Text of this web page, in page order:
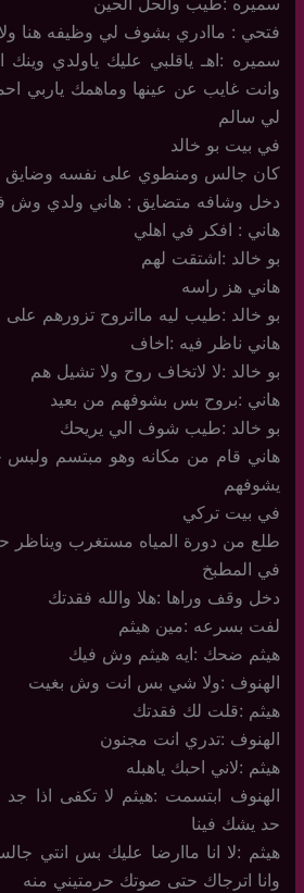
فتحي : ماادري بشوف لي وظيفه هنا
سميره :اهـ ياقلبي عليك ياولدي وينك
وانت غايب عن عينها وماهمك ياربي
لي سالم
في بيت بو خالد
كان جالس ومنطوي على نفسه وضايق
دخل وشافه متضايق : هاني ولدي وش
هاني : افكر في اهلي
بو خالد :اشتقت لهم
هاني هز راسه
بو خالد :طيب ليه مااتروح تزورهم على
هاني ناظر فيه :اخاف
بو خالد :لا لاتخاف روح ولا تشيل هم
هاني :بروح بس بشوفهم من بعيد
بو خالد :طيب شوف الي يريحك
هاني قام من مكانه وهو مبتسم
يشوفهم
في بيت تركي
طلع من دورة المياه مستغرب ويناظر
في المطبخ
دخل وقف وراها :هلا والله فقدتك
لفت بسرعه :مين هيثم
هيثم ضحك :ايه هيثم وش فيك
الهنوف :ولا شي بس انت وش بغيت
هيثم :قلت لك فقدتك
الهنوف :تدري انت مجنون
هيثم :لاني احبك ياهبله
الهنوف ابتسمت :هيثم لا تكفى اذا جد
حد يشك فينا
هيثم :لا انا ماارضا عليك بس انتي
وانا اترجاك حتى صوتك حرمتيني منه